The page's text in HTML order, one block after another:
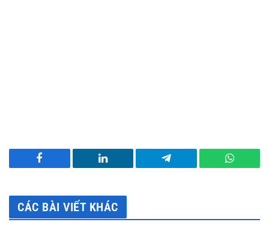
Facebook LinkedIn Telegram
CÁC BÀI VIẾT KHÁC